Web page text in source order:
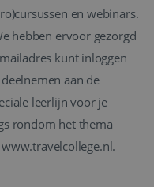
en webinars.
hebben ervoor gezorgd
kunt inloggen
aan de
leerlijn voor je
rondom het thema
www.travelcollege.nl.